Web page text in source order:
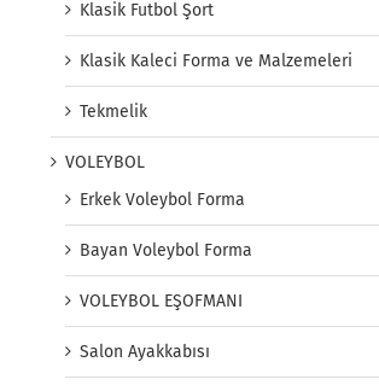
Klasik Futbol Şort
Klasik Kaleci Forma ve Malzemeleri
Tekmelik
VOLEYBOL
Erkek Voleybol Forma
Bayan Voleybol Forma
VOLEYBOL EŞOFMANI
Salon Ayakkabısı